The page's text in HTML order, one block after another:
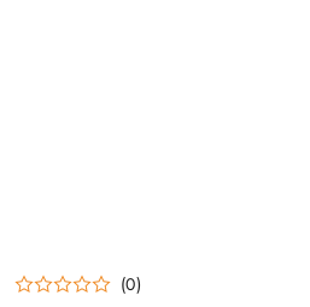
(0)